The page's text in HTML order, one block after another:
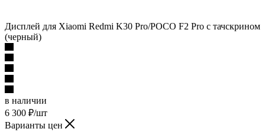
Дисплей для Xiaomi Redmi K30 Pro/POCO F2 Pro с тачскрином
(черный)
в наличии
6 300 ₽/шт
Варианты цен